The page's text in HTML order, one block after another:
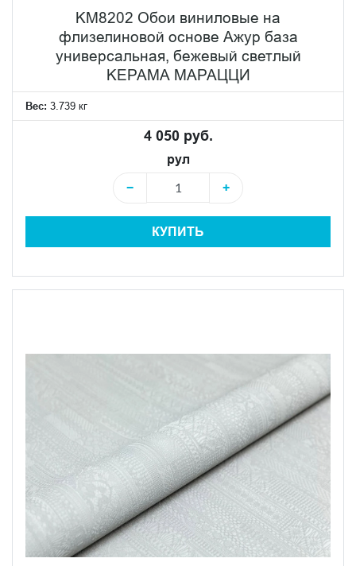
KM8202 Обои виниловые на
флизелиновой основе Ажур база
универсальная, бежевый светлый
KЕРАМА МАРАЦЦИ
Вес: 3.739 кг
4 050 руб.
рул
−
+
КУПИТЬ